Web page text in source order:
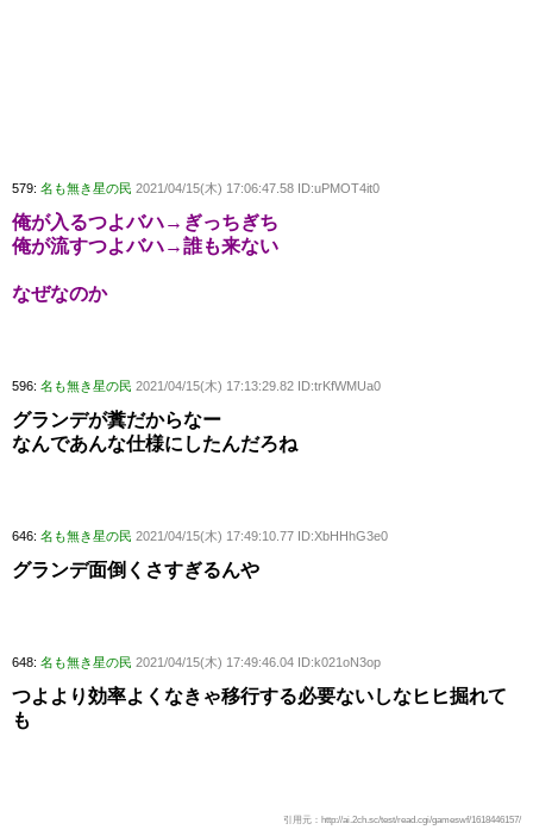
579: 名も無き星の民 2021/04/15(木) 17:06:47.58 ID:uPMOT4it0
俺が入るつよバハ→ぎっちぎち
俺が流すつよバハ→誰も来ない
なぜなのか
596: 名も無き星の民 2021/04/15(木) 17:13:29.82 ID:trKfWMUa0
グランデが糞だからなー
なんであんな仕様にしたんだろね
646: 名も無き星の民 2021/04/15(木) 17:49:10.77 ID:XbHHhG3e0
グランデ面倒くさすぎるんや
648: 名も無き星の民 2021/04/15(木) 17:49:46.04 ID:k021oN3op
つよより効率よくなきゃ移行する必要ないしなヒヒ掘れて
も
引用元：http://ai.2ch.sc/test/read.cgi/gameswf/1618446157/